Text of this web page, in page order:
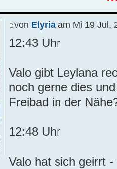
von Elyriaam Mi 19 Jul,
12:43 Uhr
Valo gibt Leylana
noch gerne dies
Freibad in der
12:48 Uhr
Valo hat sich geirrt